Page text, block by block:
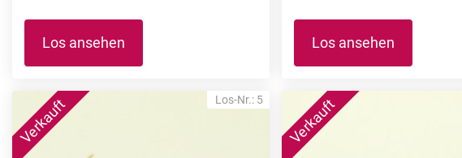
Los ansehen Los ansehen
Los-Nr.: 5